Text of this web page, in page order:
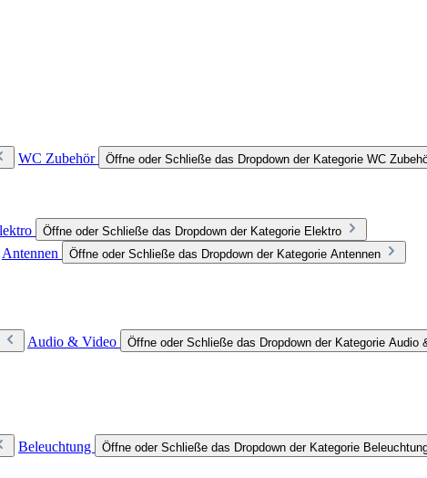
WC Zubehör Öffne oder Schließe das Dropdown der Kategorie WC
Öffne oder Schließe das Dropdown der Kategorie Elektro
Antennen Öffne oder Schließe das Dropdown der Kategorie Antennen
Audio & Video Öffne oder Schließe das Dropdown der Kategorie Audio
Beleuchtung Öffne oder Schließe das Dropdown der Kategorie